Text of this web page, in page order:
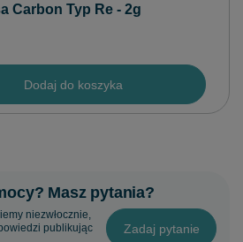
Carbon Typ Re - 2g
Dodaj do koszyka
Masz pytania?
niezwłocznie,
publikując
Zadaj pytanie